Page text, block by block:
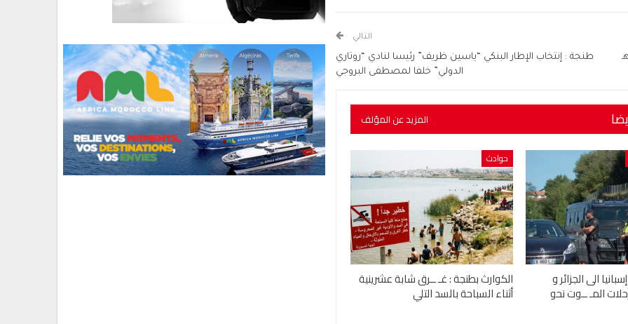
التالي
طنجة : إنتخاب الإطار البنكي “ياسين ظريف” رئيسا لنادي “روتاري
الدولي” خلفا لمصطفى البروجي
المزيد عن المؤلف
الى الجزائر و
المـ ــوت نحو
حوادث
الكوارث بطنجة : غـ ــرق شابة عشرينية
أثناء السباحة بالسد التلي